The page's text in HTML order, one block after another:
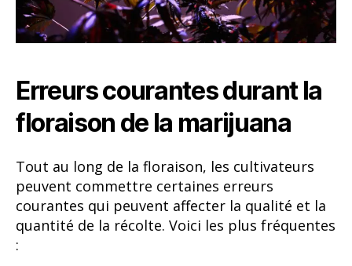
Erreurs courantes durant la
floraison de la marijuana
Tout au long de la floraison, les cultivateurs
peuvent commettre certaines erreurs
courantes qui peuvent affecter la qualité et la
quantité de la récolte. Voici les plus fréquentes
: